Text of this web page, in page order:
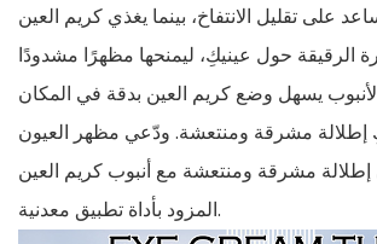
على تقليل الانتفاخ، بينما يغذي كريم العين
الرقيقة حول عينيكِ، ليمنحها مظهرًا مشدودًا
يسهل وضع كريم العين بدقة في المكان
إطلالة مشرقة ومنتعشة. ودّعي مظهر العيون
إطلالة مشرقة ومنتعشة مع أنبوب كريم العين
المزود بأداة تطبيق معدنية.